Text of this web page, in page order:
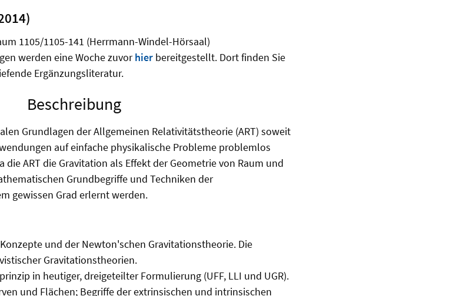
1105/1105-141 (Herrmann-Windel-Hörsaal)
werden eine Woche zuvorhier bereitgestellt. Dort finden Sie
Ergänzungsliteratur.
Beschreibung
Grundlagen der Allgemeinen Relativitätstheorie (ART) soweit
auf einfache physikalische Probleme problemlos
ART die Gravitation als Effekt der Geometrie von Raum und
Grundbegriffe und Techniken der
gewissen Grad erlernt werden.
und der Newton'schen Gravitationstheorie. Die
Gravitationstheorien.
in heutiger, dreigeteilter Formulierung (UFF, LLI und UGR).
und Flächen; Begriffe der extrinsischen und intrinsischen